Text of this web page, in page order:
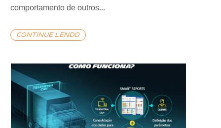
comportamento de outros...
continue lendo